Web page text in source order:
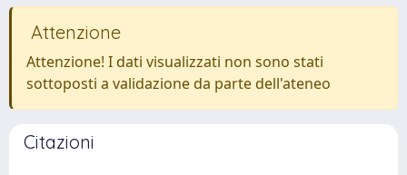
Attenzione
Attenzione! I dati visualizzati non sono stati
sottoposti a validazione da parte dell'ateneo
Citazioni